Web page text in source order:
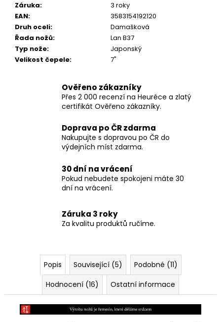
Záruka:
3 roky
EAN:
3583154192120
Druh oceli:
Damašková
Řada nožů:
Lan B37
Typ nože:
Japonský
Velikost čepele: 7"
Ověřeno zákazníky
Přes 2 000 recenzí na Heuréce a zlatý
certifikát Ověřeno zákazníky.
Doprava po ČR zdarma
Nakupujte s dopravou po ČR do
výdejních míst zdarma.
30 dní na vrácení
Pokud nebudete spokojeni máte 30
dní na vrácení.
Záruka 3 roky
Za kvalitu produktů ručíme.
Popis Související (5)
Podobné (11)
Hodnocení (16)
Ostatní informace